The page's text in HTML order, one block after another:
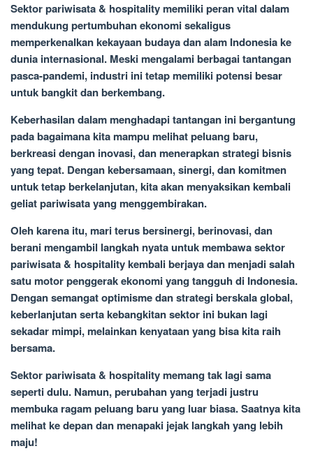
Sektor pariwisata & hospitality memiliki peran vital dalam
mendukung pertumbuhan ekonomi sekaligus
memperkenalkan kekayaan budaya dan alam Indonesia ke
dunia internasional. Meski mengalami berbagai tantangan
pasca-pandemi, industri ini tetap memiliki potensi besar
untuk bangkit dan berkembang.
Keberhasilan dalam menghadapi tantangan ini bergantung
pada bagaimana kita mampu melihat peluang baru,
berkreasi dengan inovasi, dan menerapkan strategi bisnis
yang tepat. Dengan kebersamaan, sinergi, dan komitmen
untuk tetap berkelanjutan, kita akan menyaksikan kembali
geliat pariwisata yang menggembirakan.
Oleh karena itu, mari terus bersinergi, berinovasi, dan
berani mengambil langkah nyata untuk membawa sektor
pariwisata & hospitality kembali berjaya dan menjadi salah
satu motor penggerak ekonomi yang tangguh di Indonesia.
Dengan semangat optimisme dan strategi berskala global,
keberlanjutan serta kebangkitan sektor ini bukan lagi
sekadar mimpi, melainkan kenyataan yang bisa kita raih
bersama.
Sektor pariwisata & hospitality memang tak lagi sama
seperti dulu. Namun, perubahan yang terjadi justru
membuka ragam peluang baru yang luar biasa. Saatnya kita
melihat ke depan dan menapaki jejak langkah yang lebih
maju!